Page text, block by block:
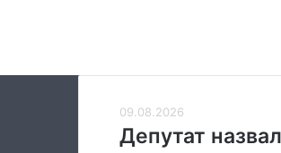
Депутат
назвал
умный
09.08.2026
Депутат